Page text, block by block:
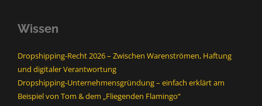
Wissen
Dropshipping-Recht 2026 – Zwischen Warenströmen, Haftung
und digitaler Verantwortung
Dropshipping-Unternehmensgründung – einfach erklärt am
Beispiel von Tom & dem „Fliegenden Flamingo“